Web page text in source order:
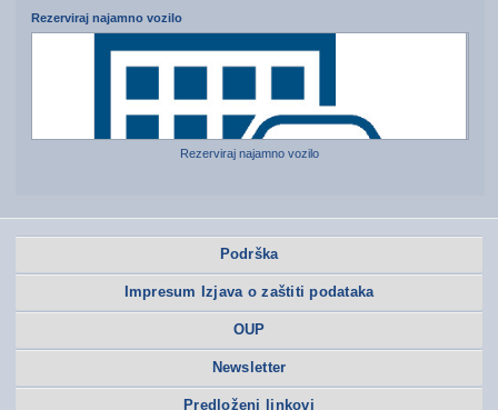
Rezerviraj najamno vozilo
Rezerviraj najamno vozilo
Podrška
Impresum Izjava o zaštiti podataka
OUP
Newsletter
Predloženi linkovi